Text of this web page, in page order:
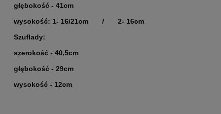
głębokość - 41cm
wysokość: 1- 16/21cm / 2- 16cm
Szuflady:
szerokość - 40,5cm
głębokość - 29cm
wysokość - 12cm